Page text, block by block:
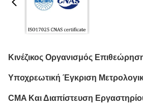
Κινέζικος Οργανισμός
Υποχρεωτική Έγκριση
CMA Και Διαπίστευση